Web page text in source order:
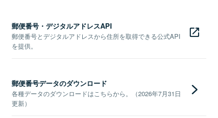
郵便番号・デジタルアドレスAPI
郵便番号とデジタルアドレスから住所を取得できる公式API
を提供。
郵便番号データのダウンロード
各種データのダウンロードはこちらから。（2026年7月31日
更新）